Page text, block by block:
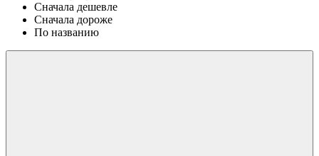
Сначала дешевле
Сначала дороже
По названию